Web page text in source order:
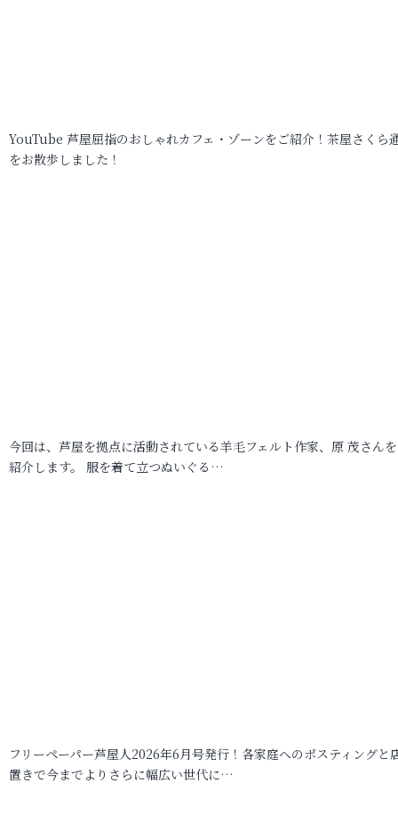
YouTube 芦屋屈指のおしゃれカフェ・ゾーンをご紹介！茶屋さくら
をお散歩しました！
今回は、芦屋を拠点に活動されている羊毛フェルト作家、原 茂さん
紹介します。 服を着て立つぬいぐる…
フリーペーパー芦屋人2026年6月号発行！各家庭へのポスティングと
置きで今までよりさらに幅広い世代に…